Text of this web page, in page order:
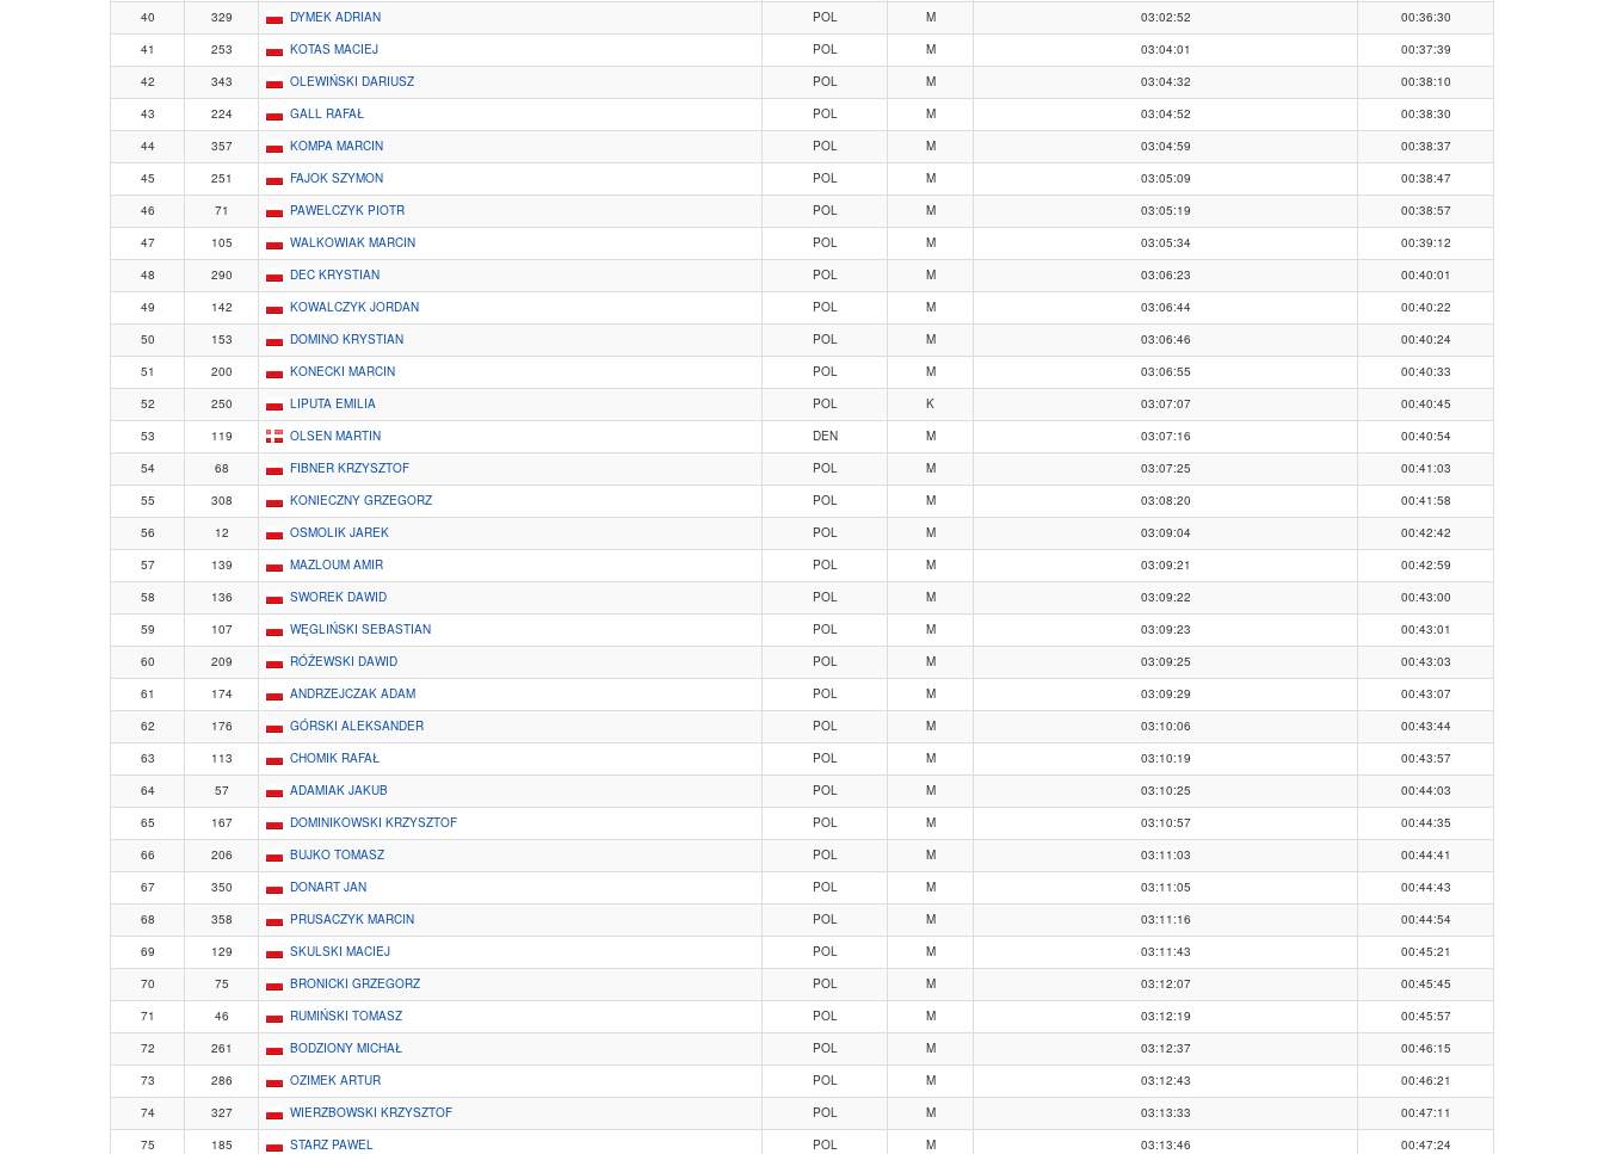
40
329 DYMEK ADRIAN POL M 03:02:52
00:36:30
41
253 KOTAS MACIEJ POL M 03:04:01
00:37:39
42
343 OLEWIŃSKI DARIUSZ POL M 03:04:32
00:38:10
43
224 GALL RAFAŁ POL M 03:04:52
00:38:30
44
357 KOMPA MARCIN POL M 03:04:59
00:38:37
45
251 FAJOK SZYMON POL M 03:05:09
00:38:47
46
71 PAWELCZYK PIOTR POL M 03:05:19
00:38:57
47
105 WALKOWIAK MARCIN POL M 03:05:34
00:39:12
48
290 DEC KRYSTIAN POL M 03:06:23
00:40:01
49
142 KOWALCZYK JORDAN POL M 03:06:44
00:40:22
50
153 DOMINO KRYSTIAN POL M 03:06:46
00:40:24
51
200 KONECKI MARCIN POL M 03:06:55
00:40:33
52
250 LIPUTA EMILIA POL K 03:07:07
00:40:45
53
119 OLSEN MARTIN DEN M 03:07:16
00:40:54
54
68 FIBNER KRZYSZTOF POL M 03:07:25
00:41:03
55
308 KONIECZNY GRZEGORZ POL M 03:08:20
00:41:58
56
12 OSMOLIK JAREK POL M 03:09:04
00:42:42
57
139 MAZLOUM AMIR POL M 03:09:21
00:42:59
58
136 SWOREK DAWID POL M 03:09:22
00:43:00
59
107 WĘGLIŃSKI SEBASTIAN POL M 03:09:23
00:43:01
60
209 RÓŻEWSKI DAWID POL M 03:09:25
00:43:03
61
174 ANDRZEJCZAK ADAM POL M 03:09:29
00:43:07
62
176 GÓRSKI ALEKSANDER POL M 03:10:06
00:43:44
63
113 CHOMIK RAFAŁ POL M 03:10:19
00:43:57
64
57 ADAMIAK JAKUB POL M 03:10:25
00:44:03
65
167 DOMINIKOWSKI KRZYSZTOF POL M 03:10:57
00:44:35
66
206 BUJKO TOMASZ POL M 03:11:03
00:44:41
67
350 DONART JAN POL M 03:11:05
00:44:43
68
358 PRUSACZYK MARCIN POL M 03:11:16
00:44:54
69
129 SKULSKI MACIEJ POL M 03:11:43
00:45:21
70
75 BRONICKI GRZEGORZ POL M 03:12:07
00:45:45
71
46 RUMIŃSKI TOMASZ POL M 03:12:19
00:45:57
72
261 BODZIONY MICHAŁ POL M 03:12:37
00:46:15
73
286 OZIMEK ARTUR POL M 03:12:43
00:46:21
74
327 WIERZBOWSKI KRZYSZTOF POL M 03:13:33
00:47:11
75
185 STARZ PAWEL POL M 03:13:46
00:47:24